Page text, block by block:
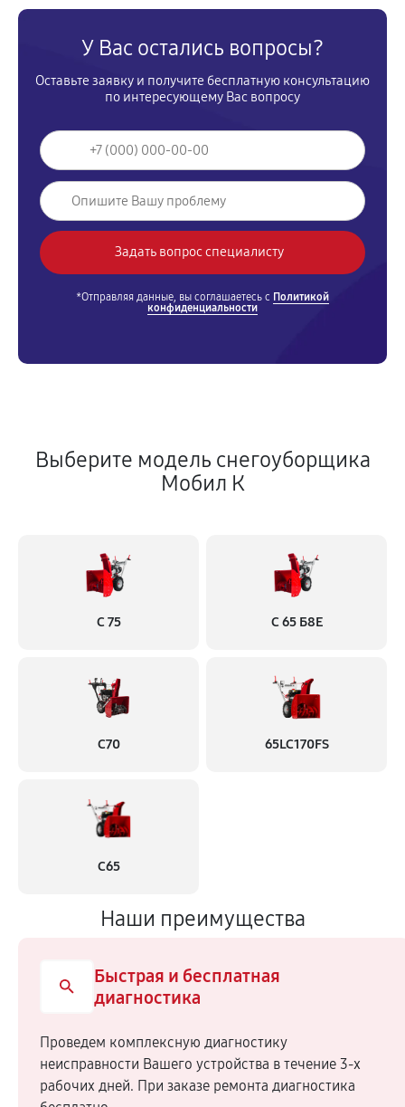
У Вас остались вопросы?
Оставьте заявку и получите бесплатную консультацию
по интересующему Вас вопросу
*Отправляя данные, вы соглашаетесь с Политикой
конфиденциальности
Выберите модель снегоуборщика
Мобил К
С 75 С 65 Б8Е
С70 65LC170FS
С65
Наши преимущества
Быстрая и бесплатная
диагностика
Проведем комплексную диагностику
неисправности Вашего устройства в течение 3-х
рабочих дней. При заказе ремонта диагностика